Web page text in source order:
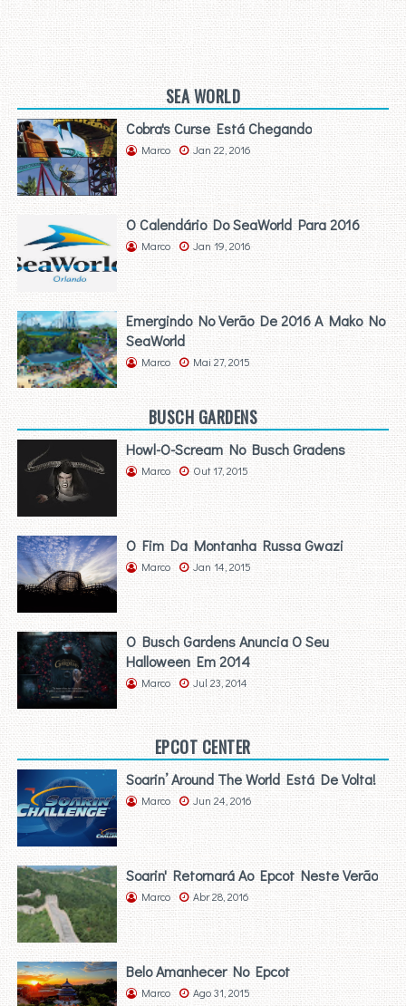
SEA WORLD
Cobra's Curse Está Chegando
Marco Jan 22, 2016
O Calendário Do SeaWorld Para 2016
Marco Jan 19, 2016
Emergindo No Verão De 2016 A Mako No
SeaWorld
Marco Mai 27, 2015
BUSCH GARDENS
Howl-O-Scream No Busch Gradens
Marco Out 17, 2015
O Fim Da Montanha Russa Gwazi
Marco Jan 14, 2015
O Busch Gardens Anuncia O Seu
Halloween Em 2014
Marco Jul 23, 2014
EPCOT CENTER
Soarin’ Around The World Está De Volta!
Marco Jun 24, 2016
Soarin' Retornará Ao Epcot Neste Verão
Marco Abr 28, 2016
Belo Amanhecer No Epcot
Marco Ago 31, 2015